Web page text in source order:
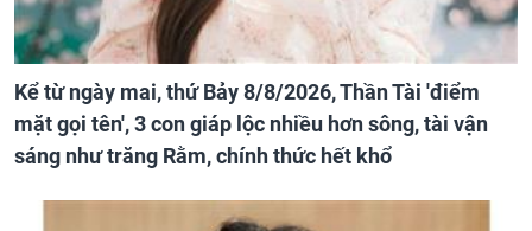
Kể từ ngày mai, thứ Bảy 8/8/2026, Thần Tài 'điểm
mặt gọi tên', 3 con giáp lộc nhiều hơn sông, tài vận
sáng như trăng Rằm, chính thức hết khổ